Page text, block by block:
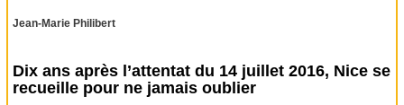
Jean-Marie Philibert
Dix ans après l’attentat du 14 juillet 2016, Nice se
recueille pour ne jamais oublier